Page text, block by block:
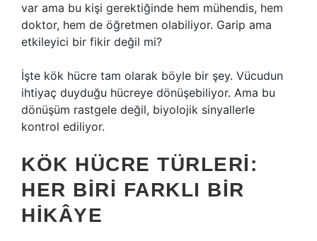
var ama bu kişi gerektiğinde hem mühendis, hem
doktor, hem de öğretmen olabiliyor. Garip ama
etkileyici bir fikir değil mi?
İşte kök hücre tam olarak böyle bir şey. Vücudun
ihtiyaç duyduğu hücreye dönüşebiliyor. Ama bu
dönüşüm rastgele değil, biyolojik sinyallerle
kontrol ediliyor.
KÖK HÜCRE TÜRLERI:
HER BIRI FARKLI BIR
HIKÂYE